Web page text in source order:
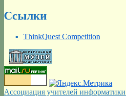
Ссылки
ThinkQuest Competition
Ассоциация учителей